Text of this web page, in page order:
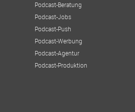
Podcast-Beratung
Podcast-Jobs
Podcast-Push
Podcast-Werbung
Podcast-Agentur
Podcast-Produktion